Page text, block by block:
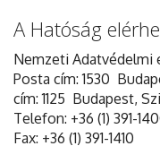
A Hatóság
Nemzeti Adatvédelmi
Posta cím: 1530
cím: 1125 Budapest,
Telefon: +36 (1) 391-
Fax: +36 (1) 391-1410